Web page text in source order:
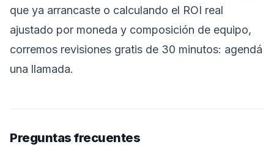
que ya arrancaste o calculando el ROI real
ajustado por moneda y composición de equipo,
corremos revisiones gratis de 30 minutos: agendá
una llamada.
Preguntas frecuentes